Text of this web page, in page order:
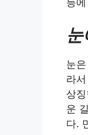
눈
라
상
운
다.